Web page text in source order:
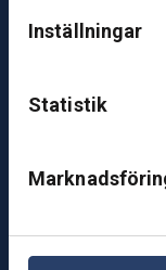
Inställningar
Statistik
g
u
d